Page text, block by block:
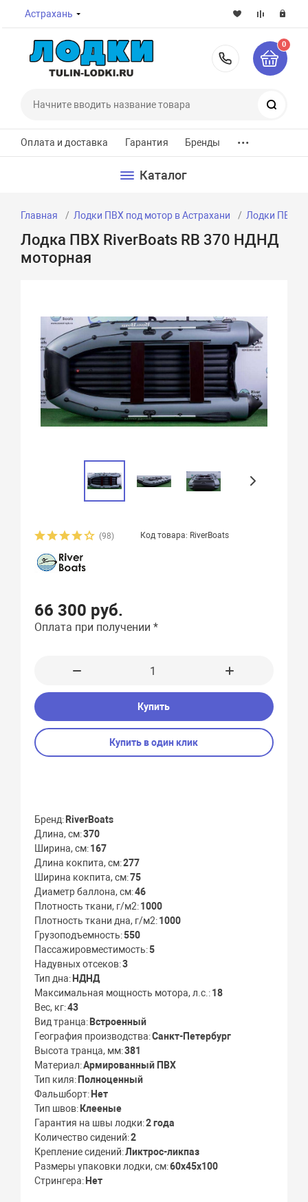
Астрахань
8-800-
0
Оплата и доставка Гарантия Бренды ...
Каталог
Главная Лодки ПВХ под мотор в Астрахани Лодки ПВХ
Лодка ПВХ RiverBoats RB 370 НДНД
моторная
(98) Код товара: RiverBoats
66 300 руб.
Оплата при получении *
Купить
Купить в один клик
Бренд RiverBoats
Длина, см 370
Ширина, см 167
Длина кокпита, см 277
Ширина кокпита, см 75
Диаметр баллона, см 46
Плотность ткани, г/м2 1000
Плотность ткани дна, г/м2 1000
Грузоподъемность 550
Пассажировместимость 5
Надувных отсеков 3
Тип дна НДНД
Максимальная мощность мотора, л.с. 18
Вес, кг 43
Вид транца Встроенный
География производства Санкт-Петербург
Высота транца, мм 381
Материал Армированный ПВХ
Тип киля Полноценный
Фальшборт Нет
Тип швов Клееные
Гарантия на швы лодки 2 года
Количество сидений 2
Крепление сидений Ликтрос-ликпаз
Размеры упаковки лодки, см 60х45х100
Стрингера Нет